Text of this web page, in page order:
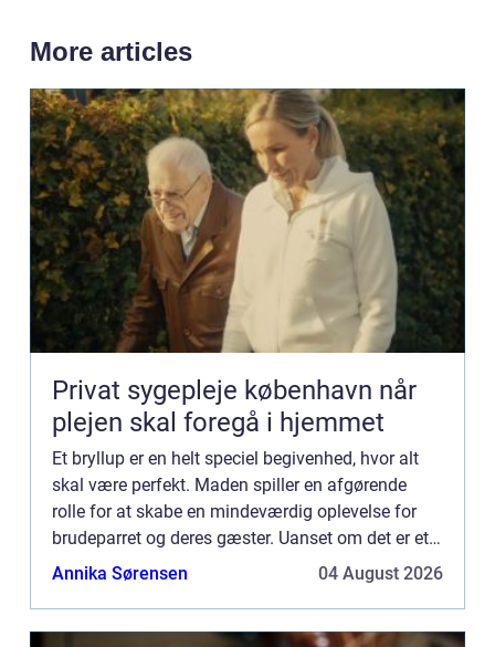
More articles
Privat sygepleje københavn når
plejen skal foregå i hjemmet
Et bryllup er en helt speciel begivenhed, hvor alt
skal være perfekt. Maden spiller en afgørende
rolle for at skabe en mindeværdig oplevelse for
brudeparret og deres gæster. Uanset om det er et
intimt bryllup eller en stor fe...
Annika Sørensen 04 August 2026